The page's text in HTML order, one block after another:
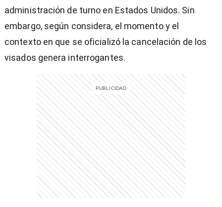
administración de turno en Estados Unidos. Sin
embargo, según considera, el momento y el
contexto en que se oficializó la cancelación de los
visados genera interrogantes.